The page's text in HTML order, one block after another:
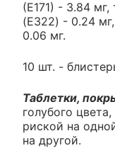
(Е171) - 3.84
(E322) - 0.24
0.06 мг.
10 шт. -
Таблетки,
голубого
риской на
на другой.